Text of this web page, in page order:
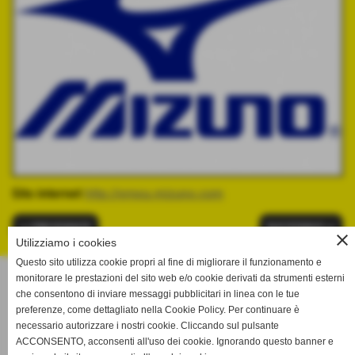
Sito internet http://emea.mizuno.com
<< PRECEDENTE SUCCESSIVO >>
Volley Livorno
Viale Giosuè Carducci, 93 cap 57122 - Livorno
P.IVA 01130910498
Tel. 0586-401053 -volleylivorno@gmail.com
close
Utilizziamo i cookies
Questo sito utilizza cookie propri al fine di migliorare il funzionamento e
monitorare le prestazioni del sito web e/o cookie derivati da strumenti esterni
che consentono di inviare messaggi pubblicitari in linea con le tue
preferenze, come dettagliato nella Cookie Policy. Per continuare è
necessario autorizzare i nostri cookie. Cliccando sul pulsante
ACCONSENTO, acconsenti all'uso dei cookie. Ignorando questo banner e